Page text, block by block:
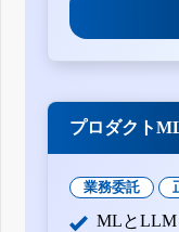
プロダクト
業務委託
MLとLLM